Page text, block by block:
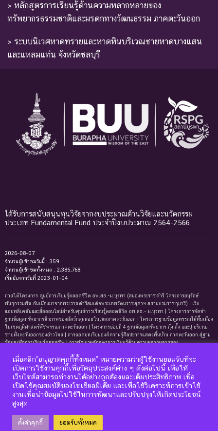
> หลักสูตรการเรียนรู้ด้านความหลากหลายของ
ทรัพยากรธรรมชาติและมรดกทางวัฒนธรรม ภาคตะวันออก
> ระบบนิเวศหาดทรายและหาดหินบริเวณชายหาดบางแสน
และแหลมแท่น จังหวัดชลบุรี
ได้รับการสนับสนุนทุนวิจัยจากงบประมาณด้านวิจัยและนวัตกรรม
ประเภท Fundamental Fund ประจำปีงบประมาณ 2564-2566
2026-08-07
จำนวนผู้เข้าชมวันนี้ : 359
จำนวนผู้เข้าชมทั้งหมด : 2,385,768
เริ่มนับจากวันที่ 2023-01-04
ภายใต้โครงการ ศูนย์การเรียนรู้ตลอดชีวิต อพ.สธ.-ม.บูรพา (สนองพระราชดำริ โครงการอนุรักษ์
พันธุกรรมพืช อันเนื่องมาจากพระราชดำริสมเด็จพระเทพรัตนราชสุดาฯ สยามบรมราชกุมารี) | เว็บ
แอปพลิเคชันและสื่อออนไลน์สำหรับศูนย์การเรียนรู้ตลอดชีวิต อพ.สธ.- ม.บูรพา | โครงการการจัดทํา
ฐานข้อมูลทรัพยากรชีวภาพของสัตว์กลุ่มหอยในเขตภาคตะวันออก | โครงการฐานข้อมูลพรรณไม้พื้นเมือง
ในเขตภูมิศาสตร์พืชพรรณภาคตะวันออก | โครงการย่อยที่ 4 ฐานข้อมูลทรัพยากร กุ้ง กั้ง และปู บริเวณ
ชายฝั่งตะวันออกของอ่าวไทย | การถอดบทเรียนองค์ความรู้ศิลปะการแสดงพื้นบ้าน ภาคตะวันออก สู่ฐาน
ข้อมูลเพื่อการเรียนรู้ตลอดชีพ | การพัฒนาหลักสูตรการเรียนรู้ด้านความหลากหลายของ
ประเทศไทย | ฐานข้อมูลเพรียงหินในเขตภาคตะวันออกของประเทศไทย | ฐานข้อมูลทรัพยากรหญ้าทะเล
บริเวณชายฝั่งตะวันออกของอ่าวไทย | ฐานข้อมูลทรัพยากรแพลงก์ตอนทะเลและสาหร่ายทะเลบริเวณ
ชายฝั่งทะเลตะวันออกของอ่าวไทย | ฐานข้อมูลแมงมุมอันดับฐาน Mygalomorphae ในเขตภาคตะวันออก
ของประเทศไทย | โครงการการถอดบทเรียนองค์ความรู้ระบบนิเวศหาดทรายและหาดหินบริเวณชายหาด
บางแสนและแหลมแท่น จังหวัดชลบุรี เพื่อการจัดทำฐานข้อมูลและการพัฒนาหลักสูตรการเรียนรู้ด้าน
นิเวศวิทยา
เมื่อคลิก”อนุญาตคุกกี้ทั้งหมด” หมายความว่าผู้ใช้งานยอมรับที่จะ
เปิดการใช้งานคุกกี้เพื่อวัตถุประสงค์ต่าง ๆ ดังต่อไปนี้ เพื่อให้
เว็บไซต์สามารถทำงานได้อย่างถูกต้องและเต็มประสิทธิภาพ เพื่อ
เปิดใช้คุณสมบัติของโซเชียลมีเดีย และเพื่อใช้วิเคราะห์การเข้าใช้
งานเพื่อนำข้อมูลไปใช้ในการพัฒนาและปรับปรุงให้เกิดประโยชน์
สูงสุด
ตั้งค่าคุกกี้ ยอมรับทั้งหมด